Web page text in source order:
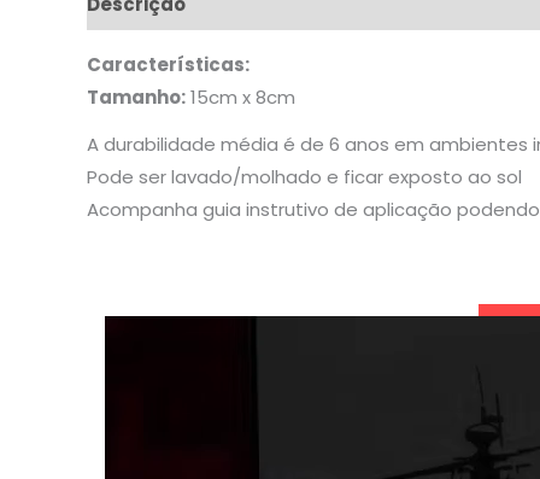
Características:
Tamanho:15cm x 8cm
A durabilidade média é de 6 anos em
Pode ser lavado/molhado e ficar exposto ao sol
Acompanha guia instrutivo de aplicação